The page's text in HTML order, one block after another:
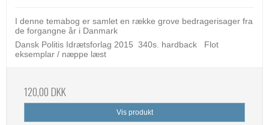
I denne temabog er samlet en række grove bedragerisager fra
de forgangne år i Danmark
Dansk Politis Idrætsforlag 2015 340s. hardback Flot
eksemplar / næppe læst
120,00 DKK
Vis produkt